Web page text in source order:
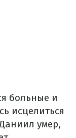
больные и
исцелиться
умер,